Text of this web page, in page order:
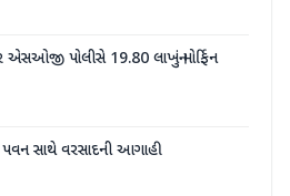
એસઓજી પોલીસે 19.80 લાખનું મોર્ફિન
સાથે વરસાદની આગાહી